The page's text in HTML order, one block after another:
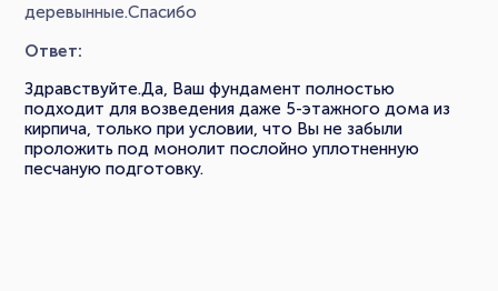
деревынные.Спасибо
Ответ:
Здравствуйте.Да, Ваш фундамент полностью
подходит для возведения даже 5-этажного дома из
кирпича, только при условии, что Вы не забыли
проложить под монолит послойно уплотненную
песчаную подготовку.